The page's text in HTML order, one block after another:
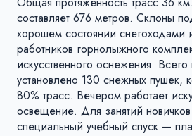
составляет 676 метров. Склоны
хорошем состоянии снегоходами
работников горнолыжного
искусственного оснежения. Всего
установлено 130 снежных пушек,
80% трасс. Вечером работает
освещение. Для занятий
специальный учебный спуск —